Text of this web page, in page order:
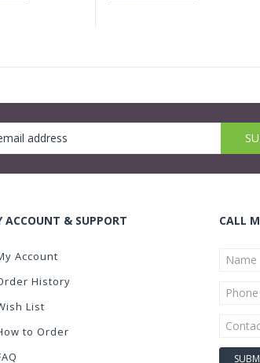
ACCOUNT & SUPPORT
Account
History
List
to Order
CALL